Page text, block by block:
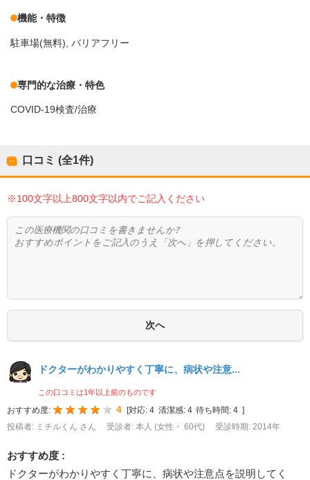
機能・特徴
駐車場(無料) バリアフリー
専門的な治療・特色
COVID-19検査/治療
口コミ (全1件)
※100文字以上800文字以内でご記入ください
ドクターがわかりやすく丁寧に、病状や注意...
この口コミは1年以上前のものです
おすすめ度: 4 [対応: 4 清潔感: 4 待ち時間: 4 ]
投稿者: ミチルくん さん
受診者: 本人 (女性・ 60代) 受診時期: 2014年
おすすめ度 :
ドクターがわかりやすく丁寧に、病状や注意点を説明してく